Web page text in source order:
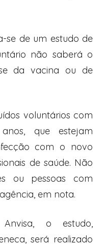
se de um estudo de
não saberá o
da vacina ou de
voluntários com
que estejam
com o novo
de saúde. Não
ou pessoas com
em nota.
o estudo,
será realizado